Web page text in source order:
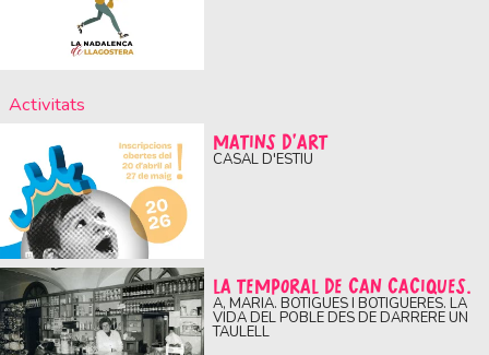
Activitats
MATINS D'ART
CASAL D'ESTIU
LA TEMPORAL DE CAN CACIQUES.
A, MARIA. BOTIGUES I BOTIGUERES. LA
VIDA DEL POBLE DES DE DARRERE UN
TAULELL